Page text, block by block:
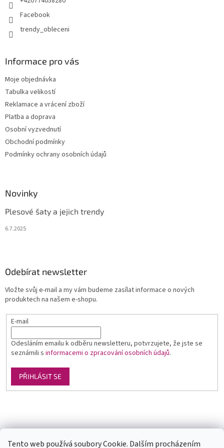
Tento web používá soubory Cookie. Dalším procházením
Facebook
trendy_obleceni
Informace pro vás
Moje objednávka
Tabulka velikostí
Reklamace a vrácení zboží
Platba a doprava
Osobní vyzvednutí
Obchodní podmínky
Podmínky ochrany osobních údajů
Novinky
Plesové šaty a jejich trendy
6.7.2025
Odebírat newsletter
Vložte svůj e-mail a my vám budeme zasílat informace o nových
produktech na našem e-shopu.
E-mail
Odesláním emailu k odběru newsletteru, potvrzujete, že jste se
seznámili s informacemi o zpracování osobních údajů.
PŘIHLÁSIT SE